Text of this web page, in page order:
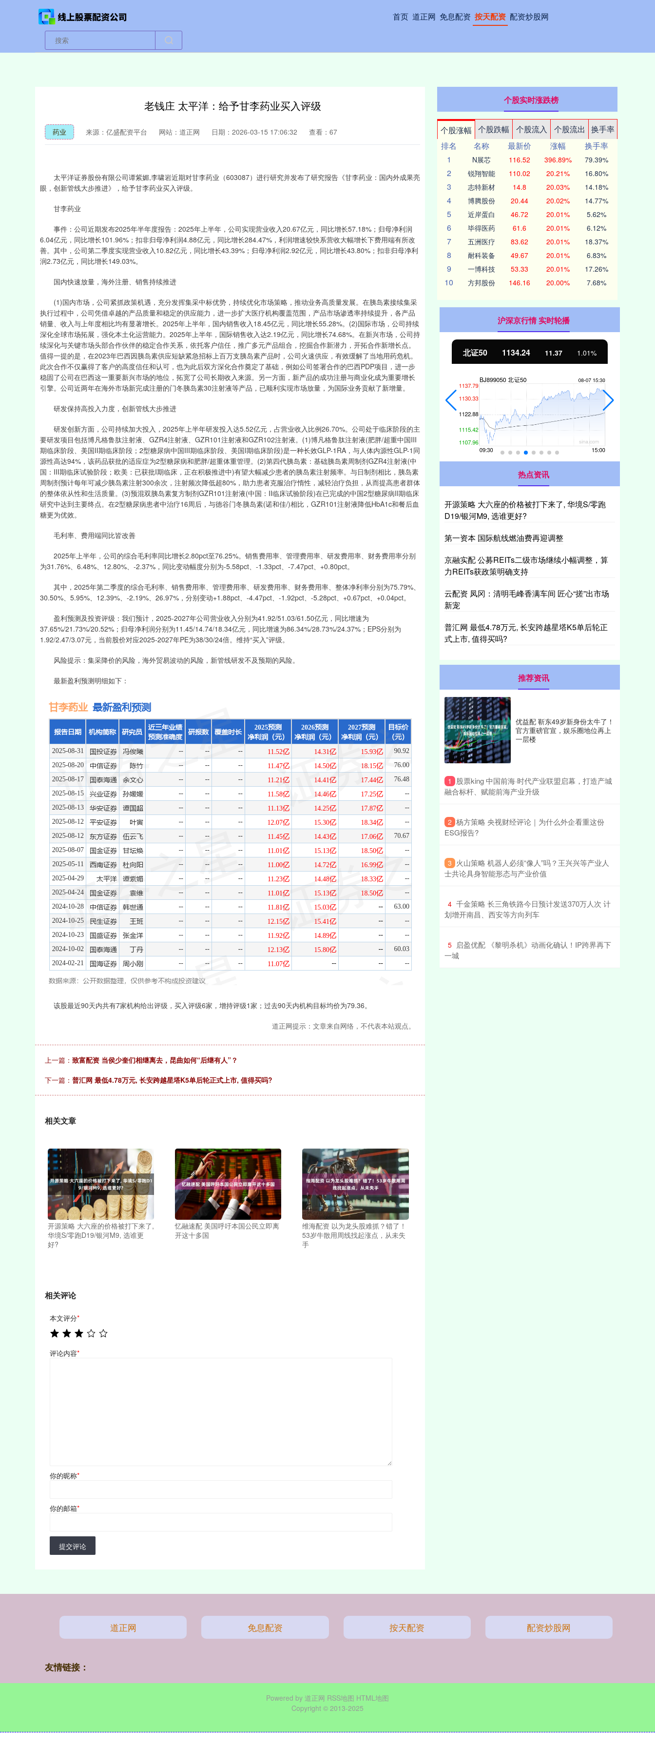
首页 道正网 免息配资 按天配资 配资炒股网
老钱庄 太平洋：给予甘李药业买入评级
药业 来源：亿盛配资平台 网站：道正网 日期：2026-03-15 17:06:32 查看：67
太平洋证券股份有限公司谭紫媚,李啸岩近期对甘李药业（603087）进行研究并发布了研究报告《甘李药业：国内外成果亮
眼，创新管线大步推进》，给予甘李药业买入评级。
甘李药业
事件：公司近期发布2025年半年度报告：2025年上半年，公司实现营业收入20.67亿元，同比增长57.18%；归母净利润
6.04亿元，同比增长101.96%；扣非归母净利润4.88亿元，同比增长284.47%，利润增速较快系营收大幅增长下费用端有所改
善。其中，公司第二季度实现营业收入10.82亿元，同比增长43.39%；归母净利润2.92亿元，同比增长43.80%；扣非归母净利
润2.73亿元，同比增长149.03%。
国内快速放量，海外注册、销售持续推进
(1)国内市场，公司紧抓政策机遇，充分发挥集采中标优势，持续优化市场策略，推动业务高质量发展。在胰岛素接续集采
执行过程中，公司凭借卓越的产品质量和稳定的供应能力，进一步扩大医疗机构覆盖范围，产品市场渗透率持续提升，各产品
销量、收入与上年度相比均有显著增长。2025年上半年，国内销售收入18.45亿元，同比增长55.28%。(2)国际市场，公司持续
深化全球市场拓展，强化本土化运营能力。2025年上半年，国际销售收入达2.19亿元，同比增长74.68%。在新兴市场，公司持
续深化与关键市场头部合作伙伴的稳定合作关系，依托客户信任，推广多元产品组合，挖掘合作新潜力，开拓合作新增长点。
值得一提的是，在2023年巴西因胰岛素供应短缺紧急招标上百万支胰岛素产品时，公司火速供应，有效缓解了当地用药危机。
此次合作不仅赢得了客户的高度信任和认可，也为此后双方深化合作奠定了基础，例如公司签署合作的巴西PDP项目，进一步
稳固了公司在巴西这一重要新兴市场的地位，拓宽了公司长期收入来源。另一方面，新产品的成功注册与商业化成为重要增长
引擎。公司近两年在海外市场新完成注册的门冬胰岛素30注射液等产品，已顺利实现市场放量，为国际业务贡献了新增量。
研发保持高投入力度，创新管线大步推进
研发创新方面，公司持续加大投入，2025年上半年研发投入达5.52亿元，占营业收入比例26.70%。公司处于临床阶段的主
要研发项目包括博凡格鲁肽注射液、GZR4注射液、GZR101注射液和GZR102注射液。(1)博凡格鲁肽注射液(肥胖/超重中国III
期临床阶段、美国II期临床阶段；2型糖尿病中国III期临床阶段、美国I期临床阶段)是一种长效GLP-1RA，与人体内源性GLP-1同
源性高达94%，该药品获批的适应症为2型糖尿病和肥胖/超重体重管理。(2)第四代胰岛素：基础胰岛素周制剂GZR4注射液(中
国：III期临床试验阶段；欧美：已获批I期临床，正在积极推进中)有望大幅减少患者的胰岛素注射频率。与日制剂相比，胰岛素
周制剂预计每年可减少胰岛素注射300余次，注射频次降低超80%，助力患者克服治疗惰性，减轻治疗负担，从而提高患者群体
的整体依从性和生活质量。(3)预混双胰岛素复方制剂GZR101注射液(中国：II临床试验阶段)在已完成的中国2型糖尿病II期临床
研究中达到主要终点。在2型糖尿病患者中治疗16周后，与德谷门冬胰岛素(诺和佳/)相比，GZR101注射液降低HbA1c和餐后血
糖更为优效。
毛利率、费用端同比皆改善
2025年上半年，公司的综合毛利率同比增长2.80pct至76.25%。销售费用率、管理费用率、研发费用率、财务费用率分别
为31.76%、6.48%、12.80%、-2.37%，同比变动幅度分别为-5.58pct、-1.33pct、-7.47pct、+0.80pct。
其中，2025年第二季度的综合毛利率、销售费用率、管理费用率、研发费用率、财务费用率、整体净利率分别为75.79%、
30.50%、5.95%、12.39%、-2.19%、26.97%，分别变动+1.88pct、-4.47pct、-1.92pct、-5.28pct、+0.67pct、+0.04pct。
盈利预测及投资评级：我们预计，2025-2027年公司营业收入分别为41.92/51.03/61.50亿元，同比增速为
37.65%/21.73%/20.52%；归母净利润分别为11.45/14.74/18.34亿元，同比增速为86.34%/28.73%/24.37%；EPS分别为
1.92/2.47/3.07元，当前股价对应2025-2027年PE为38/30/24倍。维持“买入”评级。
风险提示：集采降价的风险，海外贸易波动的风险，新管线研发不及预期的风险。
最新盈利预测明细如下：
该股最近90天内共有7家机构给出评级，买入评级6家，增持评级1家；过去90天内机构目标均价为79.36。
道正网提示：文章来自网络，不代表本站观点。
上一篇： 致富配资 当侯少奎们相继离去，昆曲如何“后继有人”？
下一篇： 普汇网 最低4.78万元, 长安跨越星塔K5单后轮正式上市, 值得买吗?
相关文章
开源策略 大六座的价格被打下来了,
华境S/零跑D19/银河M9, 选谁更
好?
忆融速配 美国呼吁本国公民立即离
开这十多国
维海配资 以为龙头股难抓？错了！
53岁牛散用周线找起涨点，从未失
手
相关评论
本文评分*
评论内容*
你的昵称*
你的邮箱*
提交评论
个股实时涨跌榜
个股涨幅 个股跌幅 个股流入 个股流出
换手率
排名
名称 最新价 涨幅
换手率
1
N展芯 116.52 396.89% 79.39%
2 锐翔智能 110.02 20.21% 16.80%
3 志特新材 14.8 20.03% 14.18%
4 博腾股份 20.44 20.02% 14.77%
5 近岸蛋白 46.72 20.01% 5.62%
6 毕得医药 61.6 20.01% 6.12%
7 五洲医疗 83.62 20.01% 18.37%
8 耐科装备 49.67 20.01% 6.83%
9 一博科技 53.33 20.01% 17.26%
10 方邦股份 146.16 20.00% 7.68%
沪深京行情 实时轮播
1.02% 深证成指 14311.01 200.89 1.42% 沪深300 4694.44 43.13 0.93% 北证50 1134.24 11.37 1.01%
热点资讯
开源策略 大六座的价格被打下来了, 华境S/零跑
D19/银河M9, 选谁更好?
第一资本 国际航线燃油费再迎调整
京融实配 公募REITs二级市场继续小幅调整，算
力REITs获政策明确支持
云配资 凤冈：清明毛峰香满车间 匠心“搓”出市场
新宠
普汇网 最低4.78万元, 长安跨越星塔K5单后轮正
式上市, 值得买吗?
推荐资讯
优益配 靳东49岁新身份太牛了！
官方重磅官宣，娱乐圈地位再上
一层楼
1
​股票king 中国前海·时代产业联盟启幕，打造产城
融合标杆、赋能前海产业升级
2 ​杨方策略 央视财经评论｜为什么外企看重这份
ESG报告?
3 ​火山策略 机器人必须“像人”吗？王兴兴等产业人
士共论具身智能形态与产业价值
4 ​千金策略 长三角铁路今日预计发送370万人次 计
划增开南昌、西安等方向列车
5 ​启盈优配 《黎明杀机》动画化确认！IP跨界再下
一城
道正网 免息配资 按天配资 配资炒股网
友情链接：
Powered by 道正网 RSS地图 HTML地图
Copyright © 2013-2025